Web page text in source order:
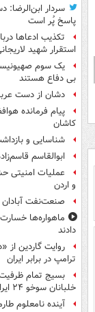
سردار
پاسخ پُر است
تکذیب ادعاها
استقرار شهید
یک‌ سوم
بی دفاع هستند
دشان از دست
پیام فرمانده
کاشان
شناسایی و بازداشت ۲۱مزدور موساد در
ابوالقاسم
عملیات امنیتی
و اردن
صنعت‌نفت آبادان ۲ مدافع جدید جذب کرد
ماهواره‌ها
دادند
روایت گاردین از
ترامپ در برابر ایران
بسیج تمام
خلبانان سوخو ۲۴ ایران
آینده نامعلوم